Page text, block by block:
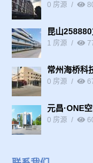
0 房源
昆山
1 房源
常州海桥科
0 房源
元昌·ONE
0 房源